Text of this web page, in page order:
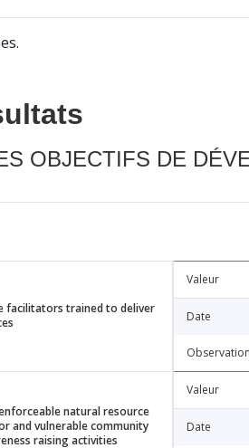
OBJECTIFS DE
facilitators trained to deliver
Valeur
Date
Observation
natural resource
and vulnerable community
raising activities
Valeur
Date